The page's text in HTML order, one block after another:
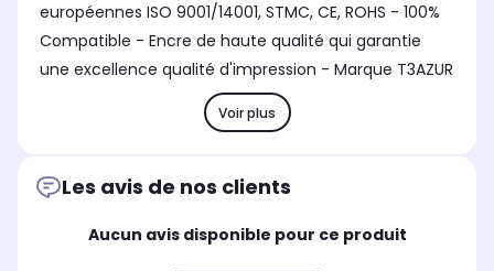
européennes ISO 9001/14001, STMC, CE, ROHS - 100%
Compatible - Encre de haute qualité qui garantie
une excellence qualité d'impression - Marque T3AZUR
Voir plus
Les avis de nos clients
Aucun avis disponible pour ce produit